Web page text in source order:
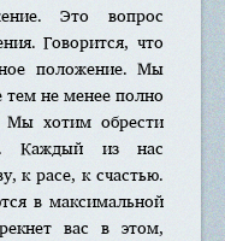
Это вопрос
Говорится, что
положение. Мы
не менее полно
Мы хотим обрести
Каждый из нас
к расе, к счастью.
в максимальной
вас в этом,